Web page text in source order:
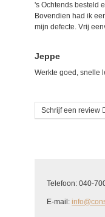
's Ochtends besteld
Bovendien had ik
mijn defecte. Vrij
Jeppe
Werkte goed, snelle
Schrijf een review
Hoe waardeert
Telefoon: 040-
E-mail: